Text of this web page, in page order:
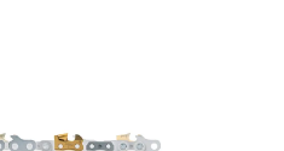
ons